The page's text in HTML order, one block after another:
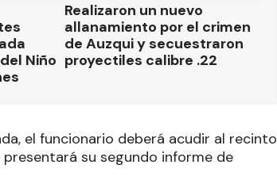
Niño
Realizaron un nuevo
allanamiento por el crimen
de Auzqui y secuestraron
proyectiles calibre .22
el funcionario deberá acudir al recinto
su segundo informe de